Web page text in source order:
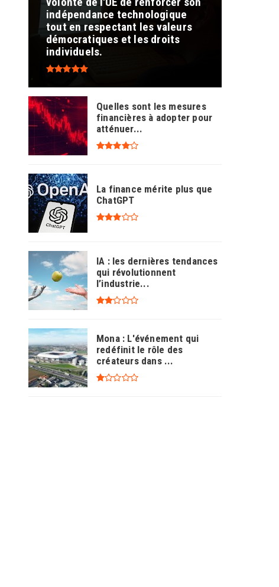
indépendance technologique
tout en respectant les valeurs
démocratiques et les droits
individuels.
Quelles sont les mesures
financières à adopter pour
atténuer...
La finance mérite plus que
ChatGPT
IA : les dernières tendances
qui révolutionnent
l’industrie...
Mona : L'événement qui
redéfinit le rôle des
créateurs dans ...